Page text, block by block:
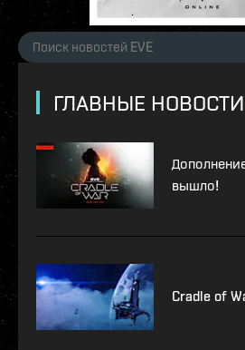
ГЛАВНЫЕ НОВОСТИ
вышло!
Cradle of